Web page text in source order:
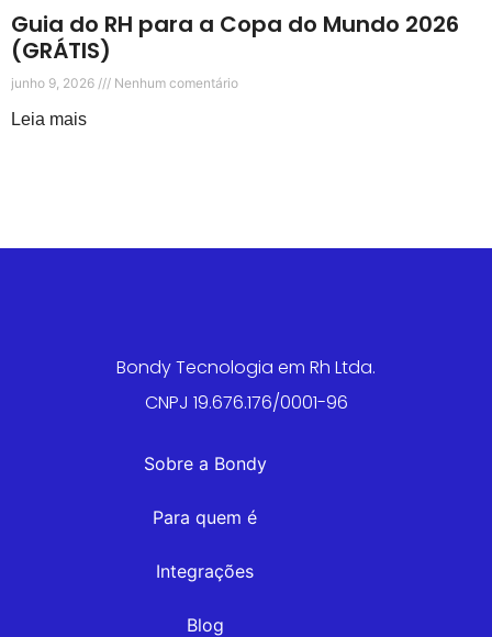
Guia do RH para a Copa do Mundo 2026
(GRÁTIS)
junho 9, 2026 Nenhum comentário
Leia mais
Bondy Tecnologia em Rh Ltda.
CNPJ 19.676.176/0001-96
Sobre a Bondy
Para quem é
Integrações
Blog